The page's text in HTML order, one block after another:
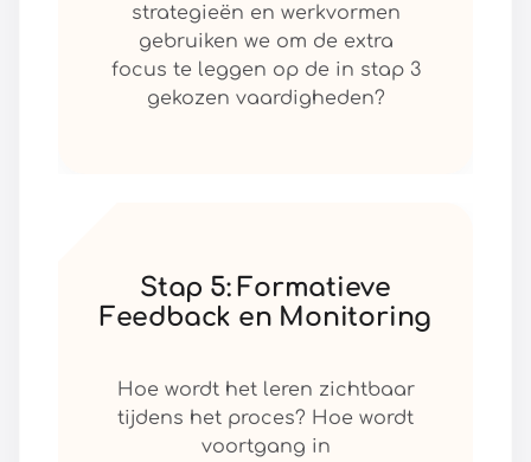
strategieën en werkvormen
gebruiken we om de extra
focus te leggen op de in stap 3
gekozen vaardigheden?
Stap 5: Formatieve
Feedback en Monitoring
Hoe wordt het leren zichtbaar
tijdens het proces? Hoe wordt
voortgang in